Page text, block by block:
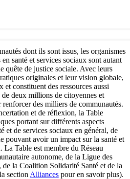
dont ils sont issus, les organismes
santé et services sociaux sont autant
quête de justice sociale. Avec leurs
originales et leur vision globale,
constituent des ressources aussi
de deux millions de citoyennes et
des milliers de communautés.
et de réflexion, la Table
portant sur différents aspects
et de services sociaux en général, de
pouvant avoir un impact sur la santé et
Table est membre du Réseau
autonome, de la Ligue des
la Coalition Solidarité Santé et de la
section Alliances pour en savoir plus).